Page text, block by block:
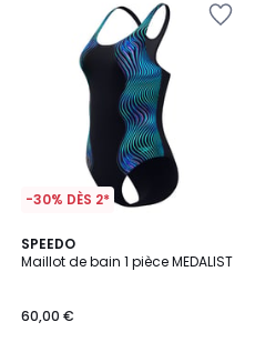
-30% DÈS 2*
SPEEDO
Maillot de bain 1 pièce MEDALIST
60,00 €